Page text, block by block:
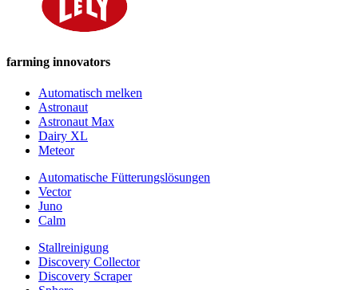
farming innovators
Automatisch melken
Astronaut
Astronaut Max
Dairy XL
Meteor
Automatische Fütterungslösungen
Vector
Juno
Calm
Stallreinigung
Discovery Collector
Discovery Scraper